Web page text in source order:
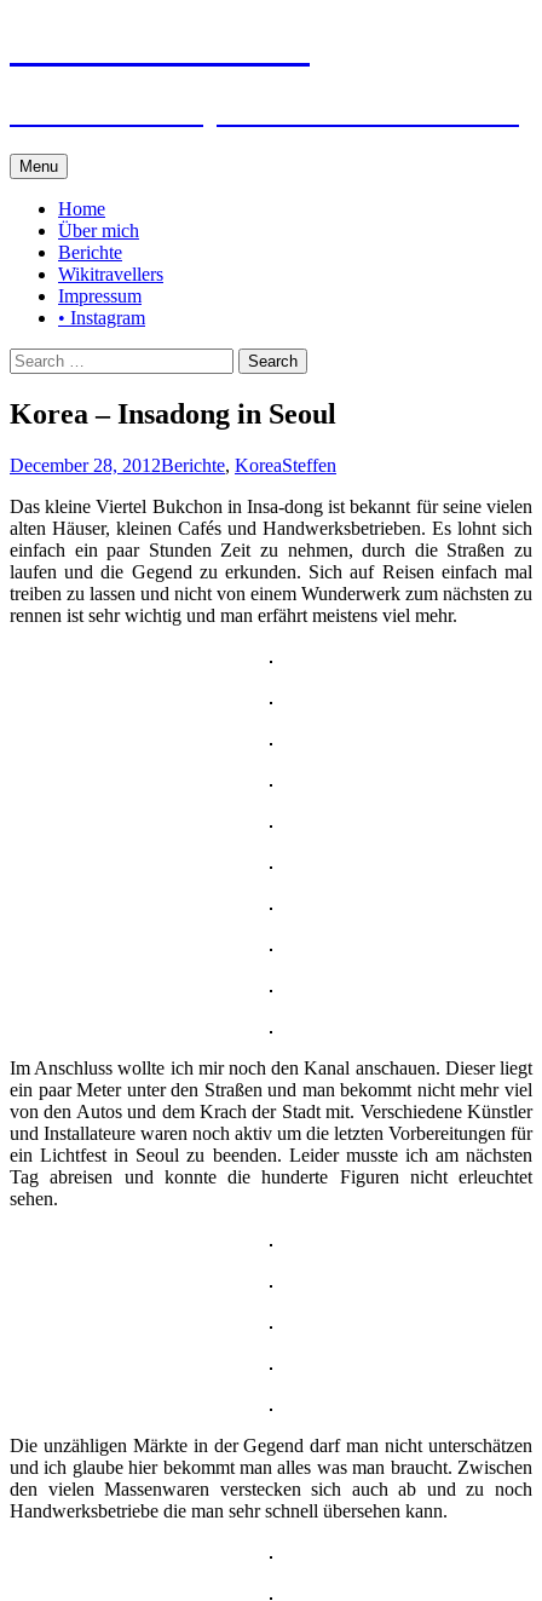
Menu Skip
to
content
Home
Über mich
Berichte
Wikitravellers
Impressum
• Instagram
Search
for:
Korea – Insadong in Seoul
December 28, 2012Berichte, KoreaSteffen
Das kleine Viertel Bukchon in Insa-dong ist bekannt für seine vielen
alten Häuser, kleinen Cafés und Handwerksbetrieben. Es lohnt sich
einfach ein paar Stunden Zeit zu nehmen, durch die Straßen zu
laufen und die Gegend zu erkunden. Sich auf Reisen einfach mal
treiben zu lassen und nicht von einem Wunderwerk zum nächsten zu
rennen ist sehr wichtig und man erfährt meistens viel mehr.
Im Anschluss wollte ich mir noch den Kanal anschauen. Dieser liegt
ein paar Meter unter den Straßen und man bekommt nicht mehr viel
von den Autos und dem Krach der Stadt mit. Verschiedene Künstler
und Installateure waren noch aktiv um die letzten Vorbereitungen für
ein Lichtfest in Seoul zu beenden. Leider musste ich am nächsten
Tag abreisen und konnte die hunderte Figuren nicht erleuchtet
sehen.
Die unzähligen Märkte in der Gegend darf man nicht unterschätzen
und ich glaube hier bekommt man alles was man braucht. Zwischen
den vielen Massenwaren verstecken sich auch ab und zu noch
Handwerksbetriebe die man sehr schnell übersehen kann.